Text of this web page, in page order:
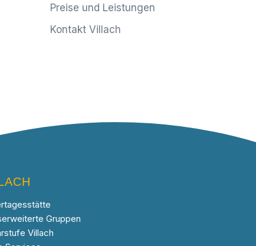
Preise und Leistungen
Kontakt Villach
Gruppen
Villach